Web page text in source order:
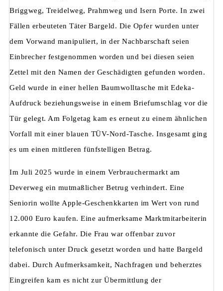
Briggweg, Treidelweg, Prahmweg und Isern Porte. In zwei
Fällen erbeuteten Täter Bargeld. Die Opfer wurden unter
dem Vorwand manipuliert, in der Nachbarschaft seien
Einbrecher festgenommen worden und bei diesen seien
Zettel mit den Namen der Geschädigten gefunden worden.
Geld wurde in einer hellen Baumwolltasche mit Edeka-
Aufdruck beziehungsweise in einem Briefumschlag vor die
Tür gelegt. Am Folgetag kam es erneut zu einem ähnlichen
Vorfall mit einer blauen TÜV-Nord-Tasche. Insgesamt ging
es um einen mittleren fünfstelligen Betrag.
Im Juli 2025 wurde in einem Verbrauchermarkt am
Deverweg ein mutmaßlicher Betrug verhindert. Eine
Seniorin wollte Apple-Geschenkkarten im Wert von rund
12.000 Euro kaufen. Eine aufmerksame Marktmitarbeiterin
erkannte die Gefahr. Die Frau war offenbar zuvor
telefonisch unter Druck gesetzt worden und hatte Bargeld
dabei. Durch Aufmerksamkeit, Nachfragen und beherztes
Eingreifen kam es nicht zur Übermittlung der